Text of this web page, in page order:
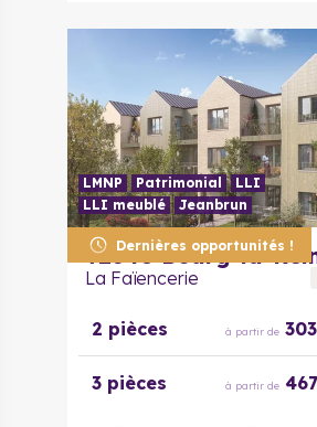
Dernières opportunités !
LMNP Patrimonial
LLI
LLI meublé
Jeanbrun
92340 Bourg-la-
La Faïencerie
2 pièces à partir de
3 pièces à partir de